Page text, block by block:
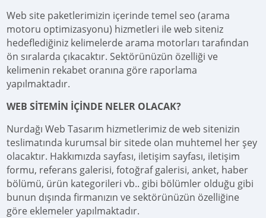
Web site paketlerimizin içerinde temel seo (arama
motoru optimizasyonu) hizmetleri ile web siteniz
hedeflediğiniz kelimelerde arama motorları tarafından
ön sıralarda çıkacaktır. Sektörünüzün özelliği ve
kelimenin rekabet oranına göre raporlama
yapılmaktadır.
WEB SİTEMİN İÇİNDE NELER OLACAK?
Nurdağı Web Tasarım hizmetlerimiz de web sitenizin
teslimatında kurumsal bir sitede olan muhtemel her şey
olacaktır. Hakkımızda sayfası, iletişim sayfası, iletişim
formu, referans galerisi, fotoğraf galerisi, anket, haber
bölümü, ürün kategorileri vb.. gibi bölümler olduğu gibi
bunun dışında firmanızın ve sektörünüzün özelliğine
göre eklemeler yapılmaktadır.